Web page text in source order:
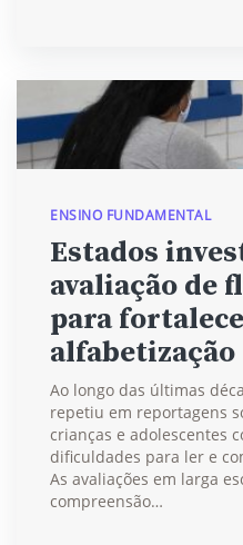
ENSINO FUNDAMENTAL
Estados
avaliação de
para
alfabetização
Ao longo das últimas
repetiu em reportagens
crianças e adolescentes
dificuldades para ler e
As avaliações em larga
compreensão…